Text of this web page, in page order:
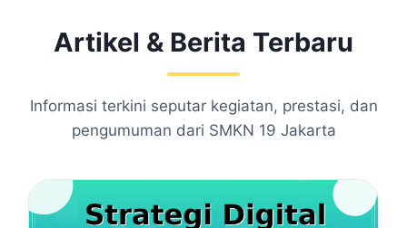
Artikel & Berita Terbaru
Informasi terkini seputar kegiatan, prestasi, dan
pengumuman dari SMKN 19 Jakarta